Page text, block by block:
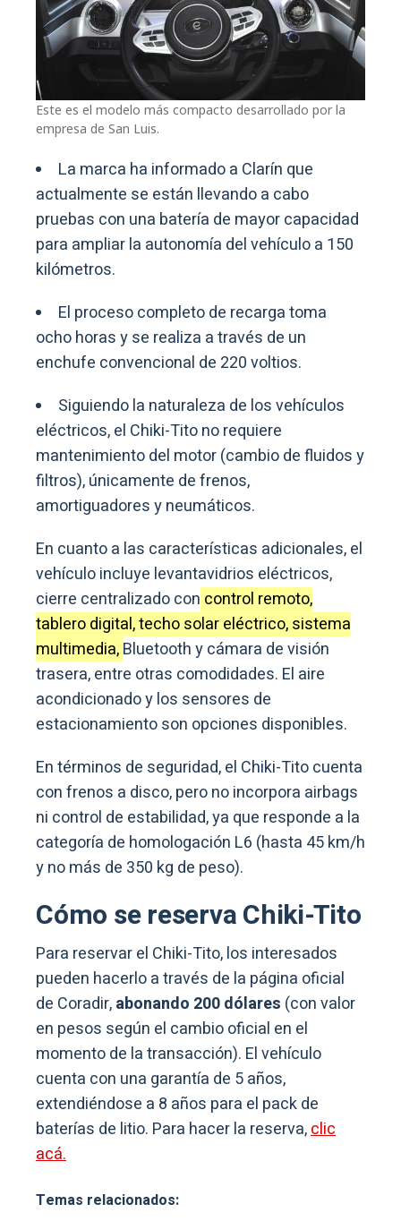
Este es el modelo más compacto desarrollado por la
empresa de San Luis.
La marca ha informado a Clarín que
actualmente se están llevando a cabo
pruebas con una batería de mayor capacidad
para ampliar la autonomía del vehículo a 150
kilómetros.
El proceso completo de recarga toma
ocho horas y se realiza a través de un
enchufe convencional de 220 voltios.
Siguiendo la naturaleza de los vehículos
eléctricos, el Chiki-Tito no requiere
mantenimiento del motor (cambio de fluidos y
filtros), únicamente de frenos,
amortiguadores y neumáticos.
En cuanto a las características adicionales, el
vehículo incluye levantavidrios eléctricos,
cierre centralizado con control remoto,
tablero digital, techo solar eléctrico, sistema
multimedia,Bluetooth y cámara de visión
trasera, entre otras comodidades. El aire
acondicionado y los sensores de
estacionamiento son opciones disponibles.
En términos de seguridad, el Chiki-Tito cuenta
con frenos a disco, pero no incorpora airbags
ni control de estabilidad, ya que responde a la
categoría de homologación L6 (hasta 45 km/h
y no más de 350 kg de peso).
Cómo se reserva Chiki-Tito
Para reservar el Chiki-Tito, los interesados
pueden hacerlo a través de la página oficial
de Coradir,abonando 200 dólares (con valor
en pesos según el cambio oficial en el
momento de la transacción). El vehículo
cuenta con una garantía de 5 años,
extendiéndose a 8 años para el pack de
baterías de litio. Para hacer la reserva,clic
acá.
Temas relacionados: